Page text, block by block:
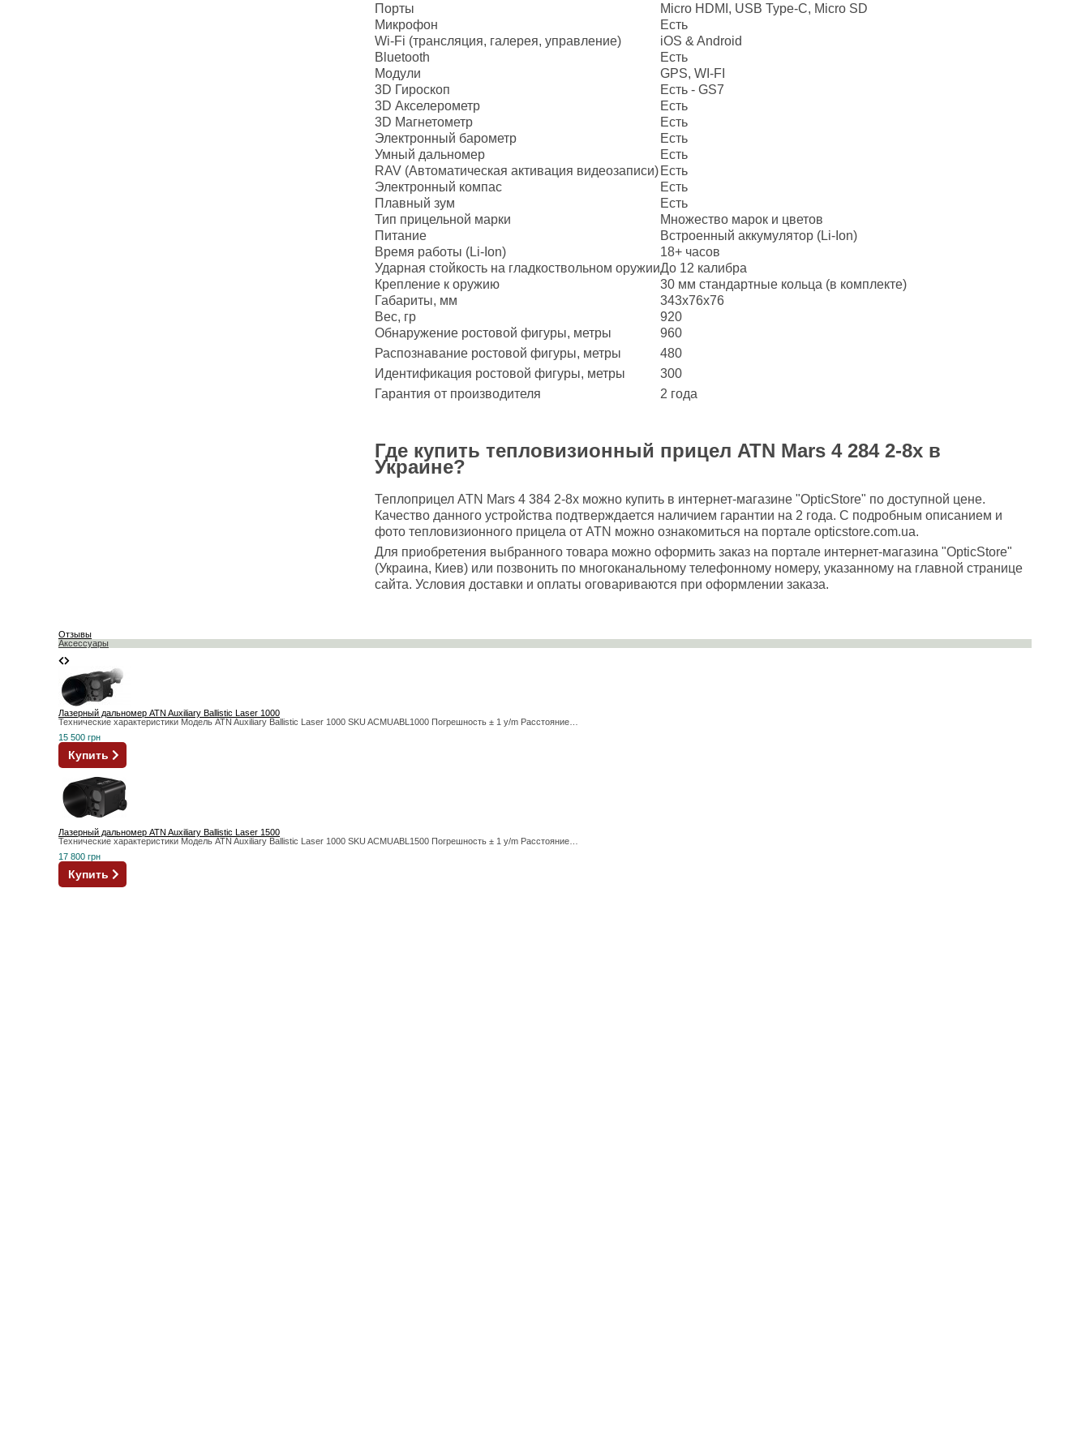
Порты
Micro HDMI, USB Type-C, Micro SD
Микрофон
Есть
Wi-Fi (трансляция, галерея, управление)
iOS & Android
Bluetooth
Есть
Модули
GPS, WI-FI
3D Гироскоп
Есть - GS7
3D Акселерометр
Есть
3D Магнетометр
Есть
Электронный барометр
Есть
Умный дальномер
Есть
RAV (Автоматическая активация видеозаписи) Есть
Электронный компас
Есть
Плавный зум
Есть
Тип прицельной марки
Множество марок и цветов
Питание
Встроенный аккумулятор (Li-Ion)
Время работы (Li-Ion)
18+ часов
Ударная стойкость на гладкоствольном оружииДо 12 калибра
Крепление к оружию
30 мм стандартные кольца (в комплекте)
Габариты, мм
343x76x76
Вес, гр
920
Обнаружение ростовой фигуры, метры
960
Распознавание ростовой фигуры, метры
480
Идентификация ростовой фигуры, метры
300
Гарантия от производителя
2 года
Где купить тепловизионный прицел ATN Mars 4 284 2-8х в
Украине?
Теплоприцел ATN Mars 4 384 2-8х можно купить в интернет-магазине "OpticStore" по доступной цене.
Качество данного устройства подтверждается наличием гарантии на 2 года. С подробным описанием и
фото тепловизионного прицела от ATN можно ознакомиться на портале opticstore.com.ua.
Для приобретения выбранного товара можно оформить заказ на портале интернет-магазина "OpticStore"
(Украина, Киев) или позвонить по многоканальному телефонному номеру, указанному на главной странице
сайта. Условия доставки и оплаты оговариваются при оформлении заказа.
Отзывы
Аксессуары
Лазерный дальномер ATN Auxiliary Ballistic Laser 1000
Технические характеристики Модель ATN Auxiliary Ballistic Laser 1000 SKU ACMUABL1000 Погрешность ± 1 y/m Расстояние…
15 500 грн
Купить
Лазерный дальномер ATN Auxiliary Ballistic Laser 1500
Технические характеристики Модель ATN Auxiliary Ballistic Laser 1000 SKU ACMUABL1500 Погрешность ± 1 y/m Расстояние…
17 800 грн
Купить